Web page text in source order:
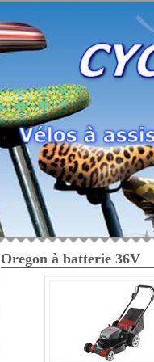
Oregon à batterie 36V